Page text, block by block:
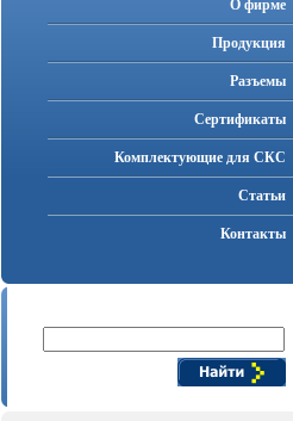
О фирме
Продукция
Разъемы
Cертификаты
Комплектующие для СКС
Статьи
Контакты